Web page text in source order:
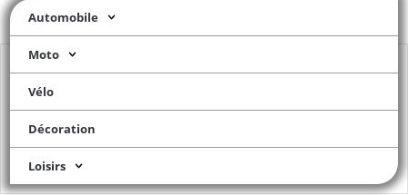
Automobile
Moto
Vélo
Décoration
Loisirs